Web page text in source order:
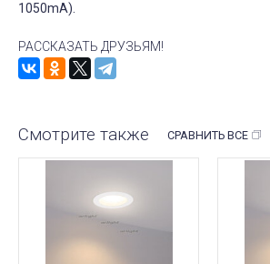
1050mA).
РАССКАЗАТЬ ДРУЗЬЯМ!
Смотрите также СРАВНИТЬ ВСЕ